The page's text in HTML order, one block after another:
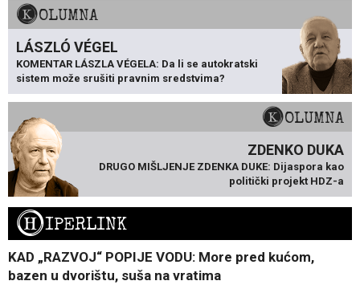
KOLUMNA
LÁSZLÓ VÉGEL
KOMENTAR LÁSZLA VÉGELA: Da li se autokratski
sistem može srušiti pravnim sredstvima?
KOLUMNA
ZDENKO DUKA
DRUGO MIŠLJENJE ZDENKA DUKE: Dijaspora kao
politički projekt HDZ-a
HIPERLINK
KAD „RAZVOJ“ POPIJE VODU: More pred kućom,
bazen u dvorištu, suša na vratima